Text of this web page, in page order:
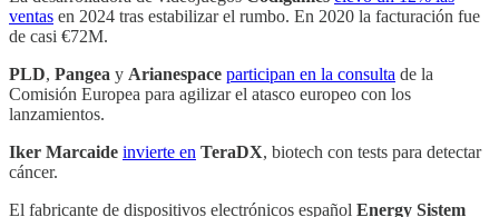
ventas en 2024 tras estabilizar el rumbo. En 2020 la facturación fue
de casi €72M.
PLD, Pangea y Arianespace participan en la consulta de la
Comisión Europea para agilizar el atasco europeo con los
lanzamientos.
Iker Marcaide invierte en TeraDX, biotech con tests para detectar
cáncer.
El fabricante de dispositivos electrónicos español Energy Sistem